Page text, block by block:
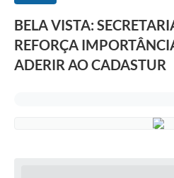
BELA VISTA:
REFORÇA
ADERIR AO CADASTUR